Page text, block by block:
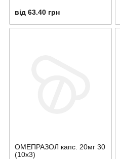
від 63.40 грн
ОМЕПРАЗОЛ капс. 20мг 30
(10х3)